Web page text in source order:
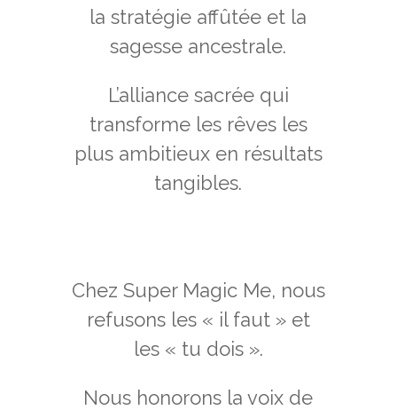
la stratégie affûtée et la
sagesse ancestrale.
L’alliance sacrée qui
transforme les rêves les
plus ambitieux en résultats
tangibles.
Chez Super Magic Me, nous
refusons les « il faut » et
les « tu dois ».
Nous honorons la voix de